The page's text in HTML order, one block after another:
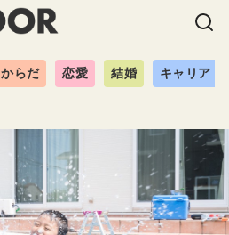
からだ 恋愛 結婚 キャリア